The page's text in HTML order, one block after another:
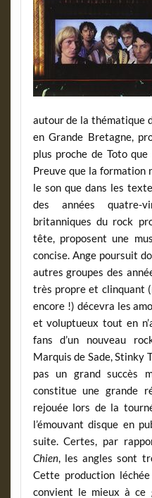
autour de la thématique
en Grande Bretagne,
plus proche de Toto
Preuve que la formation
le son que dans les
des années quatre-
britanniques du rock
tête, proposent une
concise. Ange poursuit
autres groupes des
très propre et clinquant
encore !) décevra les
et voluptueux tout en
fans d’un nouveau
Marquis de Sade, Stinky
pas un grand succès
constitue une grande
rejouée lors de la
l’émouvant disque en
suite. Certes, par
Chien, les angles sont
Cette production
convient le mieux à ce